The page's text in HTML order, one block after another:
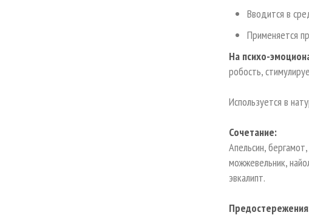
Вводится в
Применяется
На психо-
робость,
Используется в
Сочетание:
Апельсин,
можжевельник,
эвкалипт.